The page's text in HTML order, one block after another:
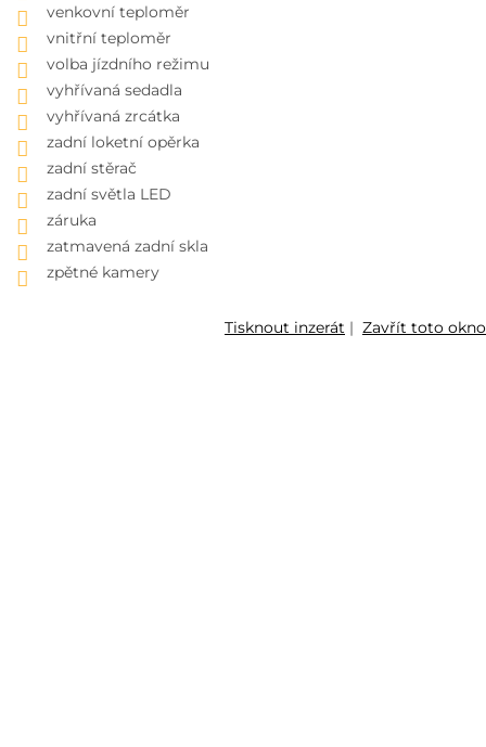
venkovní teploměr
vnitřní teploměr
volba jízdního režimu
vyhřívaná sedadla
vyhřívaná zrcátka
zadní loketní opěrka
zadní stěrač
zadní světla LED
záruka
zatmavená zadní skla
zpětné kamery
Tisknout inzerát | Zavřít toto okno